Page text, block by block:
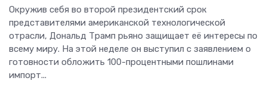
Окружив себя во второй президентский срок
представителями американской технологической
отрасли, Дональд Трамп рьяно защищает её интересы по
всему миру. На этой неделе он выступил с заявлением о
готовности обложить 100-процентными пошлинами
импорт...